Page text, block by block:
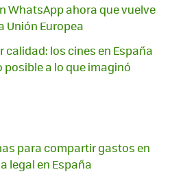
WhatsApp ahora que vuelve
Unión Europea
calidad: los cines en España
a lo que imaginó
para compartir gastos en
legal en España